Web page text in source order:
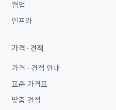
협업
인프라
가격 · 견적
가격 · 견적 안내
표준 가격표
맞춤 견적